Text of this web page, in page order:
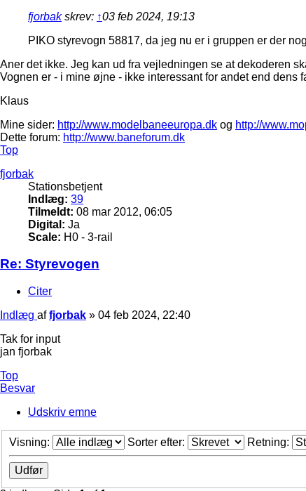
fjorbakskrev: ↑03 feb 2024, 19:13
PIKO styrevogn 58817, da jeg nu er i gruppen er der
Aner det ikke. Jeg kan ud fra vejledningen se at dekoderen
Vognen er - i mine øjne - ikke interessant for andet end dens
Klaus
Mine sider: http://www.modelbaneeuropa.dk og http://
Dette forum: http://www.baneforum.dk
Top
fjorbak
Stationsbetjent
Indlæg: 39
Tilmeldt: 08 mar 2012, 06:05
Digital: Ja
Scale: H0 - 3-rail
Re: Styrevogen
Citer
Indlæg affjorbak » 04 feb 2024, 22:40
Tak for input
jan fjorbak
Top
Besvar
Udskriv emne
Visning: Sorter efter: Retning: